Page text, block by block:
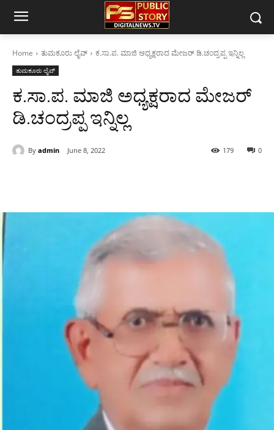
Home ತುಮಕೂರು ಲೈವ್ ಕ.ಸಾ.ಪ. ಮಾಜಿ ಅಧ್ಯಕ್ಷರಾದ ಮೇಜರ್ ಡಿ.ಚಂದ್ರಪ್ಪ ಇನ್ನಿಲ್ಲ
ತುಮಕೂರು ಲೈವ್
ಕ.ಸಾ.ಪ. ಮಾಜಿ ಅಧ್ಯಕ್ಷರಾದ ಮೇಜರ್
ಡಿ.ಚಂದ್ರಪ್ಪ ಇನ್ನಿಲ್ಲ
By admin June 8, 2022 0
179